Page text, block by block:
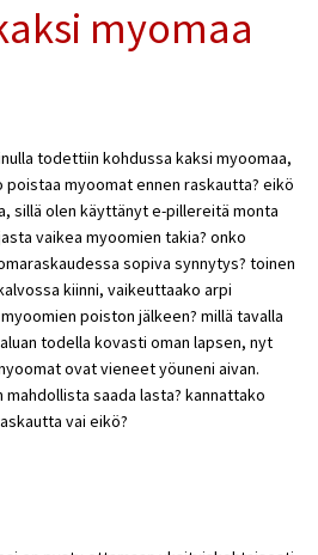
myomaa
todettiin kohdussa kaksi myoomaa,
poistaa myoomat ennen raskautta? eikö
sillä olen käyttänyt e-pillereitä monta
vaikea myoomien takia? onko
sopiva synnytys? toinen
kiinni, vaikeuttaako arpi
poiston jälkeen? millä tavalla
todella kovasti oman lapsen, nyt
ovat vieneet yöuneni aivan.
mahdollista saada lasta? kannattako
vai eikö?